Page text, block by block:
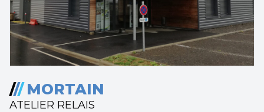
/// MORTAIN
ATELIER RELAIS